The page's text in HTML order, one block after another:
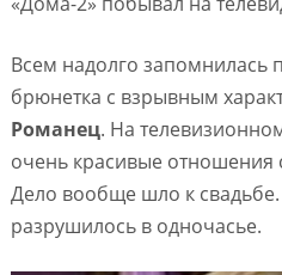
Всем надолго запомнилась
брюнетка с взрывным
Романец. На
очень красивые
Дело вообще шло к
разрушилось в одночасье.